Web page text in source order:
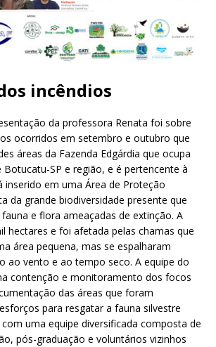
incêndios
da professora Renata foi sobre
ocorridos em setembro e outubro que
áreas da Fazenda Edgárdia que ocupa
Botucatu-SP e região, e é pertencente à
inserido em uma Área de Proteção
da grande biodiversidade presente que
e flora ameaçadas de extinção. A
hectares e foi afetada pelas chamas que
área pequena, mas se espalharam
ao vento e ao tempo seco. A equipe do
contenção e monitoramento dos focos
das áreas que foram
para resgatar a fauna silvestre
uma equipe diversificada composta de
pós-graduação e voluntários vizinhos